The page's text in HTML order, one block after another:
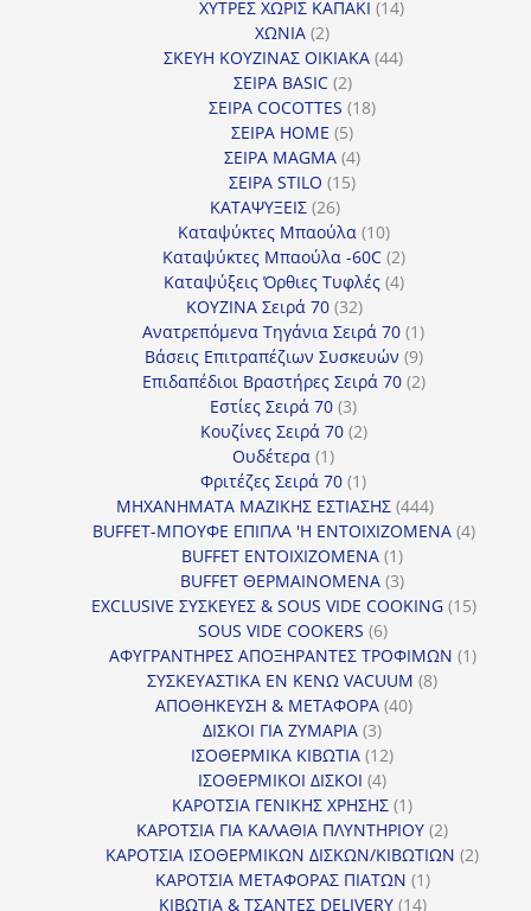
προϊόντα
ΧΥΤΡΕΣ ΧΩΡΙΣ ΚΑΠΑΚΙ 1414
ΧΩΝΙΑ 22
προϊόντα
ΣΚΕΥΗ ΚΟΥΖΙΝΑΣ ΟΙΚΙΑΚΑ 4444
ΣΕΙΡΑ BASIC 22
προϊόντα
ΣΕΙΡΑ COCOTTES 1818
ΣΕΙΡΑ HOME 55
προϊόντα
ΣΕΙΡΑ MAGMA 44
προϊόντα
ΣΕΙΡΑ STILO 1515
ΚΑΤΑΨΥΞΕΙΣ 2626
προϊόντα
Καταψύκτες Μπαούλα 1010
προϊόντα
Καταψύκτες Μπαούλα -60C 22
προϊόντα
Καταψύξεις Όρθιες Τυφλές 44
ΚΟΥΖΙΝΑ Σειρά 70 3232
προϊόντα
Ανατρεπόμενα Τηγάνια Σειρά 70 11
προϊόν
Βάσεις Επιτραπέζιων Συσκευών 99
προϊόντα
Επιδαπέδιοι Βραστήρες Σειρά 70 22
Εστίες Σειρά 70 33
προϊόντα
Κουζίνες Σειρά 70 22
Ουδέτερα 11
προϊόν
Φριτέζες Σειρά 70 11
προϊόν
ΜΗΧΑΝΗΜΑΤΑ ΜΑΖΙΚΗΣ ΕΣΤΙΑΣΗΣ 444444
προϊόντα
BUFFET-ΜΠΟΥΦΕ ΕΠΙΠΛΑ 'Η ΕΝΤΟΙΧΙΖΟΜΕΝΑ 44
BUFFET ΕΝΤΟΙΧΙΖΟΜΕΝΑ 11
προϊόν
BUFFET ΘΕΡΜΑΙΝΟΜΕΝΑ 33
προϊόντα
EXCLUSIVE ΣΥΣΚΕΥΕΣ & SOUS VIDE COOKING 1515
SOUS VIDE COOKERS 66
προϊόντα
ΑΦΥΓΡΑΝΤΗΡΕΣ ΑΠΟΞΗΡΑΝΤΕΣ ΤΡΟΦΙΜΩΝ 11
ΣΥΣΚΕΥΑΣΤΙΚΑ ΕΝ ΚΕΝΩ VACUUM 88
ΑΠΟΘΗΚΕΥΣΗ & ΜΕΤΑΦΟΡΑ 4040
ΔΙΣΚΟΙ ΓΙΑ ΖΥΜΑΡΙΑ 33
προϊόντα
ΙΣΟΘΕΡΜΙΚΑ ΚΙΒΩΤΙΑ 1212
ΙΣΟΘΕΡΜΙΚΟΙ ΔΙΣΚΟΙ 44
προϊόντα
ΚΑΡΟΤΣΙΑ ΓΕΝΙΚΗΣ ΧΡΗΣΗΣ 11
προϊόν
ΚΑΡΟΤΣΙΑ ΓΙΑ ΚΑΛΑΘΙΑ ΠΛΥΝΤΗΡΙΟΥ 22
προϊόντα
ΚΑΡΟΤΣΙΑ ΙΣΟΘΕΡΜΙΚΩΝ ΔΙΣΚΩΝ/ΚΙΒΩΤΙΩΝ 22
ΚΑΡΟΤΣΙΑ ΜΕΤΑΦΟΡΑΣ ΠΙΑΤΩΝ 11
προϊόν
ΚΙΒΩΤΙΑ & ΤΣΑΝΤΕΣ DELIVERY 1414